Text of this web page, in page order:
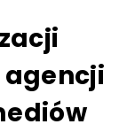
agencji